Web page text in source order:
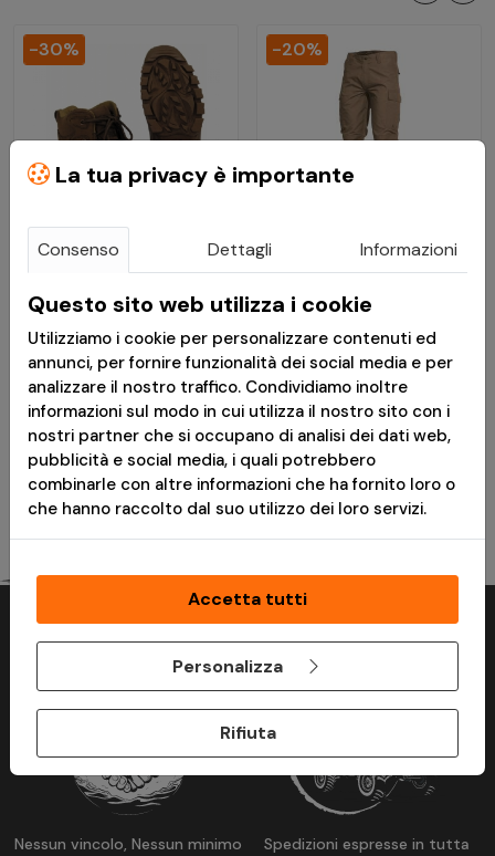
-30%
€ 53,90
Anfibi Militari
Commando Coyote Tan
- MFH
Consegna in 24h
-20%
€ 33,51
€ 41,89
Pantaloni Militari BDU
2.0 Ripstop Tan -
Pentagon
Disponibile
Perchè acquistare su ModaMilitare?
Nessun vincolo, Nessun minimo
Spedizioni espresse in tutta
La tua privacy è importante
Consenso Dettagli Informazioni
Questo sito web utilizza i cookie
Utilizziamo i cookie per personalizzare contenuti ed
annunci, per fornire funzionalità dei social media e per
analizzare il nostro traffico. Condividiamo inoltre
informazioni sul modo in cui utilizza il nostro sito con i
nostri partner che si occupano di analisi dei dati web,
pubblicità e social media, i quali potrebbero
combinarle con altre informazioni che ha fornito loro o
che hanno raccolto dal suo utilizzo dei loro servizi.
Accetta tutti
Personalizza
Rifiuta